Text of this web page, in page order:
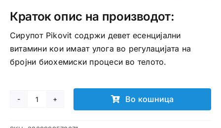
Краток опис на производот:
Сирупот Pikovit содржи девет есенцијални
витамини кои имаат улога во регулацијата на
бројни биохемиски процеси во телото.
Pikovit
Во кошница